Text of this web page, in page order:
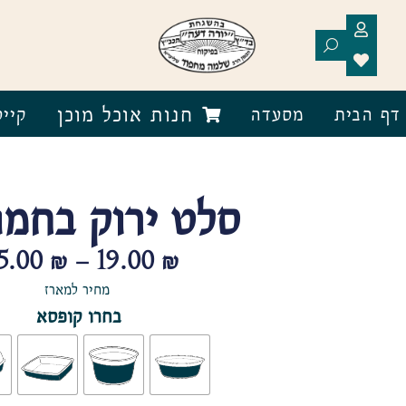
דף הבית מסעדה חנות אוכל מוכן
סלט ירוק
19.00 ₪
–
₪
מחיר למארז
בחרו קופסא